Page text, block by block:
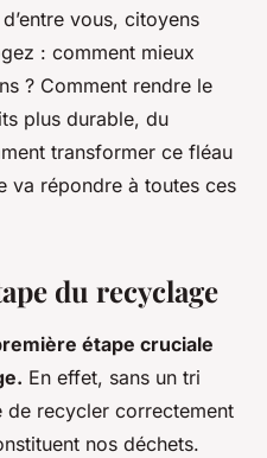
vous, citoyens
: comment mieux
? Comment rendre le
plus durable, du
transformer ce fléau
va répondre à toutes ces
du recyclage
étape cruciale
En effet, sans un tri
recycler correctement
nos déchets.